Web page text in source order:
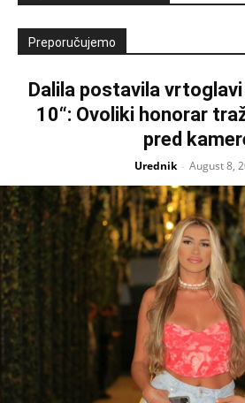
Preporučujemo
Dalila postavila vrtoglavi
10“: Ovoliki honorar
pred
Urednik - August 8,